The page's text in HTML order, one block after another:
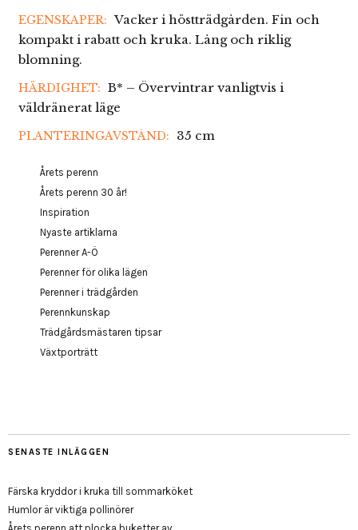
EGENSKAPER: Vacker i höstträdgården. Fin och
kompakt i rabatt och kruka. Lång och riklig
blomning.
HÄRDIGHET: B* – Övervintrar vanligtvis i
väldränerat läge
PLANTERINGAVSTÅND: 35 cm
Årets perenn
Årets perenn 30 år!
Inspiration
Nyaste artiklarna
Perenner A-Ö
Perenner för olika lägen
Perenner i trädgården
Perennkunskap
Trädgårdsmästaren tipsar
Växtporträtt
SENASTE INLÄGGEN
Färska kryddor i kruka till sommarköket
Humlor är viktiga pollinörer